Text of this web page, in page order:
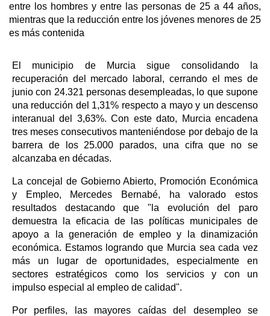
entre los hombres y entre las personas de 25 a 44 años,
mientras que la reducción entre los jóvenes menores de 25
es más contenida
El municipio de Murcia sigue consolidando la
recuperación del mercado laboral, cerrando el mes de
junio con 24.321 personas desempleadas, lo que supone
una reducción del 1,31% respecto a mayo y un descenso
interanual del 3,63%. Con este dato, Murcia encadena
tres meses consecutivos manteniéndose por debajo de la
barrera de los 25.000 parados, una cifra que no se
alcanzaba en décadas.
La concejal de Gobierno Abierto, Promoción Económica
y Empleo, Mercedes Bernabé, ha valorado estos
resultados destacando que "la evolución del paro
demuestra la eficacia de las políticas municipales de
apoyo a la generación de empleo y la dinamización
económica. Estamos logrando que Murcia sea cada vez
más un lugar de oportunidades, especialmente en
sectores estratégicos como los servicios y con un
impulso especial al empleo de calidad".
Por perfiles, las mayores caídas del desempleo se